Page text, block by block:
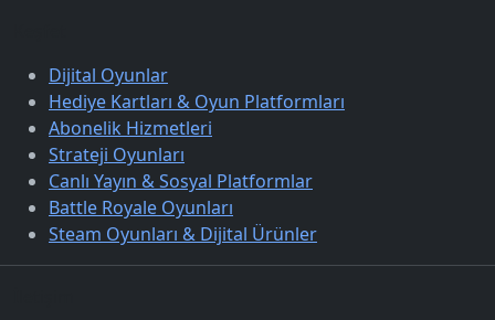
Dijital Oyunlar
Hediye Kartları & Oyun Platformları
Abonelik Hizmetleri
Strateji Oyunları
Canlı Yayın & Sosyal Platformlar
Battle Royale Oyunları
Steam Oyunları & Dijital Ürünler